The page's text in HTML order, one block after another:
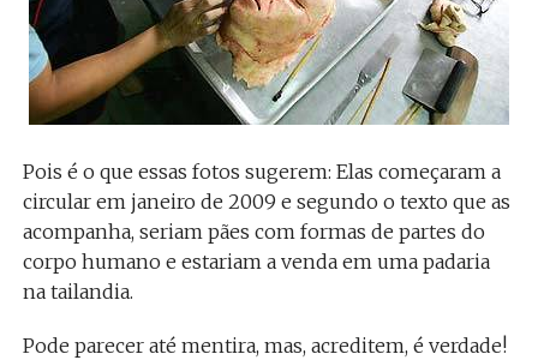
Pois é o que essas fotos sugerem: Elas começaram a
circular em janeiro de 2009 e segundo o texto que as
acompanha, seriam pães com formas de partes do
corpo humano e estariam a venda em uma padaria
na tailandia.
Pode parecer até mentira, mas, acreditem, é verdade!